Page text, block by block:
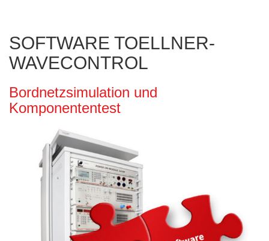
SOFTWARE TOELLNER-
WAVECONTROL
Bordnetzsimulation und
Komponententest